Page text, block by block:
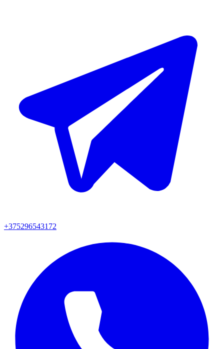
+375296543172